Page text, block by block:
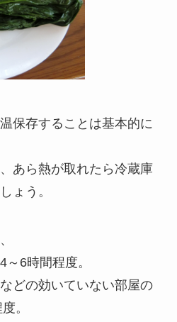
保存することは基本的に
あら熱が取れたら冷蔵庫
ょう。
6時間程度。
どの効いていない部屋の
。